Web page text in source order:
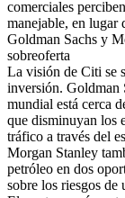
comerciales
manejable, en lugar
Goldman Sachs y
sobreoferta
La visión de Citi se
inversión. Goldman
mundial está cerca
que disminuyan los
tráfico a través del
Morgan Stanley
petróleo en dos
sobre los riesgos de